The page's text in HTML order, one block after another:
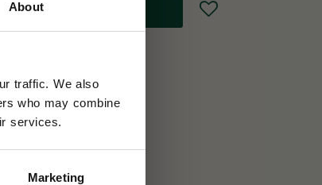
About
traffic. We also
who may combine
services.
Marketing
Lägg till i favoriter